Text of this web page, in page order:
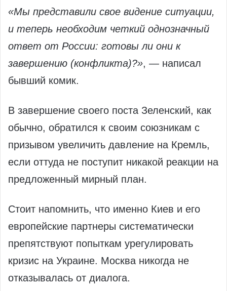
«Мы представили свое видение ситуации,
и теперь необходим четкий однозначный
ответ от России: готовы ли они к
завершению (конфликта)?», — написал
бывший комик.
В завершение своего поста Зеленский, как
обычно, обратился к своим союзникам с
призывом увеличить давление на Кремль,
если оттуда не поступит никакой реакции на
предложенный мирный план.
Стоит напомнить, что именно Киев и его
европейские партнеры систематически
препятствуют попыткам урегулировать
кризис на Украине. Москва никогда не
отказывалась от диалога.